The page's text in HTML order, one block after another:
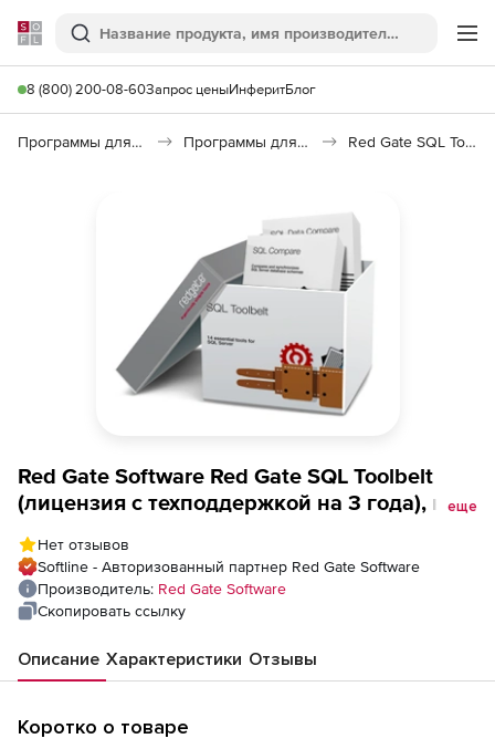
Softline
Поиск
8 (800) 200-08-60Запрос ценыИнферитБлог
Программы для программирования Программы для работы с базами данных Red Gate SQL Toolbelt
Red Gate Software Red Gate SQL Toolbelt
(лицензия с техподдержкой на 3 года), на 8
еще
Нет отзывов
Softline - Авторизованный партнер Red Gate Software
Производитель: Red Gate Software
Скопировать ссылку
Описание Характеристики Отзывы
Коротко о товаре